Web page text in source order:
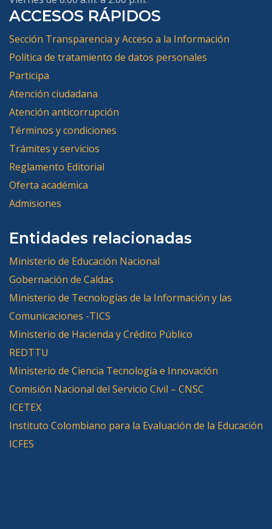
ACCESOS RÁPIDOS
Sección Transparencia y Acceso a la Información
Política de tratamiento de datos personales
Participa
Atención ciudadana
Atención anticorrupción
Términos y condiciones
Trámites y servicios
Reglamento Editorial
Oferta académica
Admisiones
Entidades relacionadas
Ministerio de Educación Nacional
Gobernación de Caldas
Ministerio de Tecnologías de la Información y las
Comunicaciones -TICS
Ministerio de Hacienda y Crédito Público
REDTTU
Ministerio de Ciencia Tecnología e Innovación
Comisión Nacional del Servicio Civil – CNSC
ICETEX
Instituto Colombiano para la Evaluación de la Educación
ICFES